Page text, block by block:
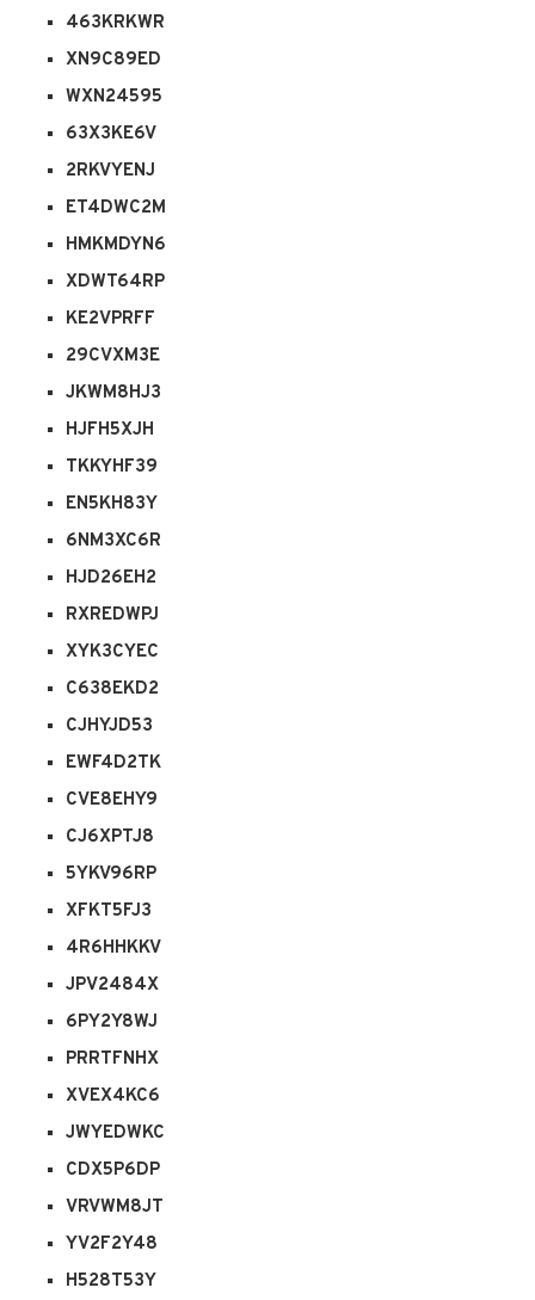
463KRKWR
XN9C89ED
WXN24595
63X3KE6V
2RKVYENJ
ET4DWC2M
HMKMDYN6
XDWT64RP
KE2VPRFF
29CVXM3E
JKWM8HJ3
HJFH5XJH
TKKYHF39
EN5KH83Y
6NM3XC6R
HJD26EH2
RXREDWPJ
XYK3CYEC
C638EKD2
CJHYJD53
EWF4D2TK
CVE8EHY9
CJ6XPTJ8
5YKV96RP
XFKT5FJ3
4R6HHKKV
JPV2484X
6PY2Y8WJ
PRRTFNHX
XVEX4KC6
JWYEDWKC
CDX5P6DP
VRVWM8JT
YV2F2Y48
H528T53Y